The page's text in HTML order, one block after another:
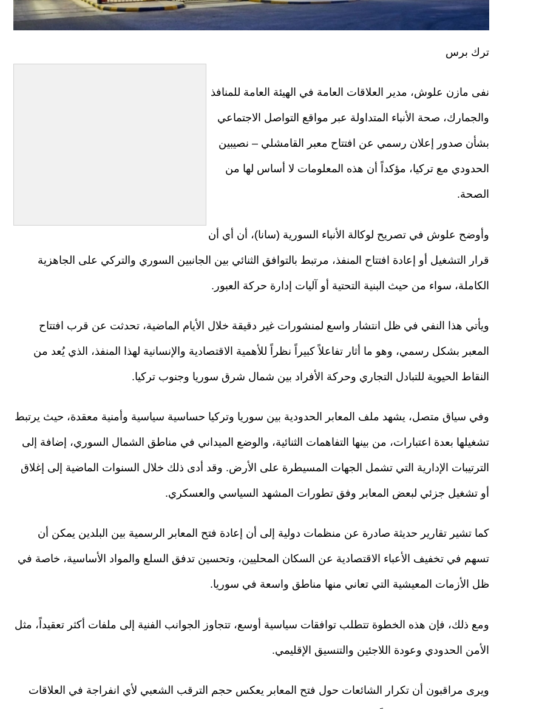
ترك برس
نفى مازن علوش، مدير العلاقات العامة في الهيئة العامة للمنافذ
والجمارك، صحة الأنباء المتداولة عبر مواقع التواصل الاجتماعي
بشأن صدور إعلان رسمي عن افتتاح معبر القامشلي – نصيبين
الحدودي مع تركيا، مؤكداً أن هذه المعلومات لا أساس لها من
الصحة.
وأوضح علوش في تصريح لوكالة الأنباء السورية (سانا)، أن أي أن
قرار التشغيل أو إعادة افتتاح المنفذ، مرتبط بالتوافق الثنائي بين الجانبين السوري والتركي على الجاهزية
الكاملة، سواء من حيث البنية التحتية أو آليات إدارة حركة العبور.
ويأتي هذا النفي في ظل انتشار واسع لمنشورات غير دقيقة خلال الأيام الماضية، تحدثت عن قرب افتتاح
المعبر بشكل رسمي، وهو ما أثار تفاعلاً كبيراً نظراً للأهمية الاقتصادية والإنسانية لهذا المنفذ، الذي يُعد من
النقاط الحيوية للتبادل التجاري وحركة الأفراد بين شمال شرق سوريا وجنوب تركيا.
وفي سياق متصل، يشهد ملف المعابر الحدودية بين سوريا وتركيا حساسية سياسية وأمنية معقدة، حيث يرتبط
تشغيلها بعدة اعتبارات، من بينها التفاهمات الثنائية، والوضع الميداني في مناطق الشمال السوري، إضافة إلى
الترتيبات الإدارية التي تشمل الجهات المسيطرة على الأرض. وقد أدى ذلك خلال السنوات الماضية إلى إغلاق
أو تشغيل جزئي لبعض المعابر وفق تطورات المشهد السياسي والعسكري.
كما تشير تقارير حديثة صادرة عن منظمات دولية إلى أن إعادة فتح المعابر الرسمية بين البلدين يمكن أن
تسهم في تخفيف الأعباء الاقتصادية عن السكان المحليين، وتحسين تدفق السلع والمواد الأساسية، خاصة في
ظل الأزمات المعيشية التي تعاني منها مناطق واسعة في سوريا.
ومع ذلك، فإن هذه الخطوة تتطلب توافقات سياسية أوسع، تتجاوز الجوانب الفنية إلى ملفات أكثر تعقيداً، مثل
الأمن الحدودي وعودة اللاجئين والتنسيق الإقليمي.
ويرى مراقبون أن تكرار الشائعات حول فتح المعابر يعكس حجم الترقب الشعبي لأي انفراجة في العلاقات